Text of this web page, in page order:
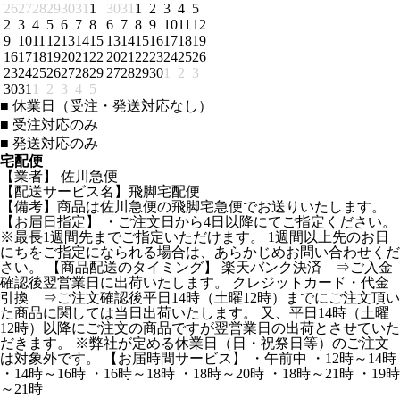
2627282930311
2 3 4 5 6 7 8
9 101112131415
16171819202122
23242526272829
30311 2 3 4 5
30311 2 3 4 5
6 7 8 9 101112
13141516171819
20212223242526
272829301 2 3
■ 休業日（受注・発送対応なし）
■ 受注対応のみ
■ 発送対応のみ
宅配便
【業者】 佐川急便
【配送サービス名】飛脚宅配便
【備考】商品は佐川急便の飛脚宅急便でお送りいたします。
【お届日指定】 ・ご注文日から4日以降にてご指定ください。
※最長1週間先までご指定いただけます。 1週間以上先のお日
にちをご指定になられる場合は、あらかじめお問い合わせくだ
さい。 【商品配送のタイミング】 楽天バンク決済 ⇒ご入金
確認後翌営業日に出荷いたします。 クレジットカード・代金
引換 ⇒ご注文確認後平日14時（土曜12時）までにご注文頂い
た商品に関しては当日出荷いたします。 又、平日14時（土曜
12時）以降にご注文の商品ですが翌営業日の出荷とさせていた
だきます。 ※弊社が定める休業日（日・祝祭日等）のご注文
は対象外です。 【お届時間サービス】 ・午前中 ・12時～14時
・14時～16時 ・16時～18時 ・18時～20時 ・18時～21時 ・19時
～21時